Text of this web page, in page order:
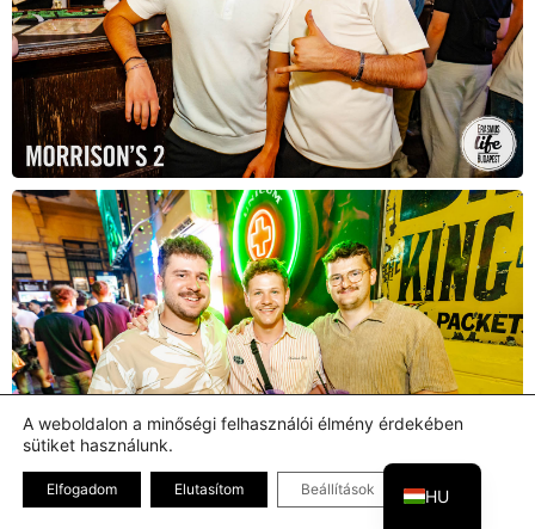
A weboldalon a minőségi felhasználói élmény érdekében
sütiket használunk.
Elfogadom Elutasítom Beállítások Bezárás
HU